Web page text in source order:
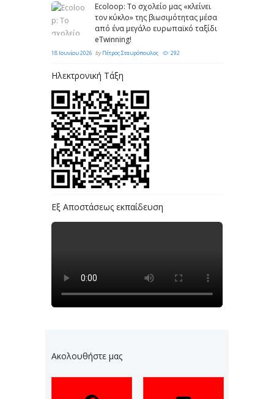
Ecoloop: Το σχολείο μας «κλείνει
τον κύκλο» της βιωσιμότητας μέσα
από ένα μεγάλο ευρωπαϊκό ταξίδι
eTwinning!
18 Ιουνίου 2026 byΠέτρος Σταυρόπουλος 292
Ηλεκτρονική Τάξη
Εξ Αποστάσεως εκπαίδευση
Ακολουθήστε μας